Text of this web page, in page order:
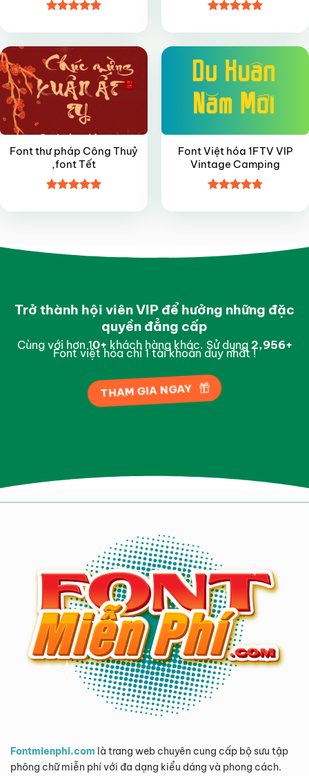
hạng55
hạng55
Font thư pháp Công Thuỷ
,font Tết
hạng4.95
Font Việt hóa 1FTV VIP
Vintage Camping
hạng4.85
Trở thành hội viên VIP để hưởng những đặc
quyền đẳng cấp
Cùng với hơn 10+ khách hàng khác. Sử dụng 2,996+
Font việt hóa chỉ 1 tài khoản duy nhất !
THAM GIA NGAY
Fontmienphi.com là trang web chuyên cung cấp bộ sưu tập
phông chữ miễn phí với đa dạng kiểu dáng và phong cách.